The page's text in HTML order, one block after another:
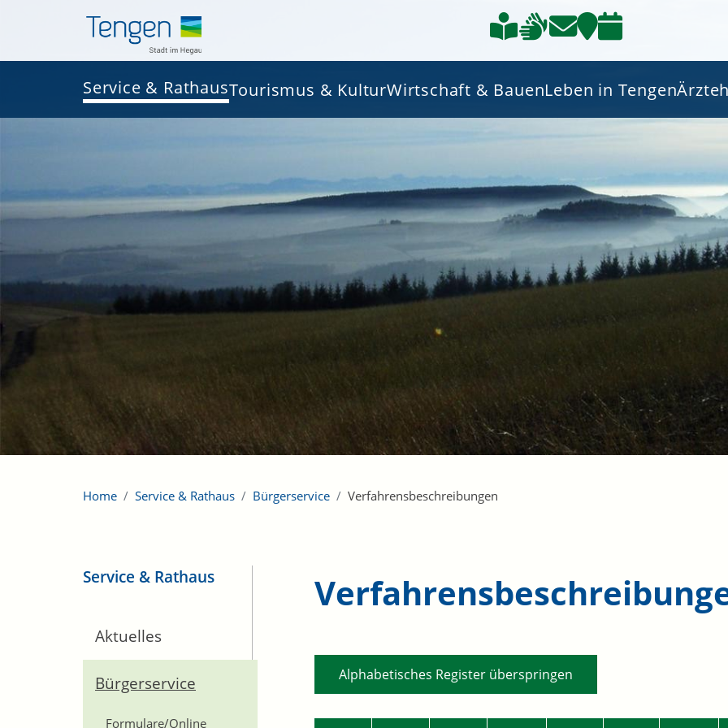
Service & RathausTourismus & KulturWirtschaft & BauenLeben in Tengen
Home Service & Rathaus Bürgerservice Verfahrensbeschreibungen
Service & Rathaus
Aktuelles
Bürgerservice
Formulare/Online
Alphabetisches Register überspringen